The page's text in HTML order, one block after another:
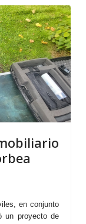
en conjunto
un proyecto de